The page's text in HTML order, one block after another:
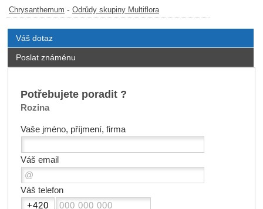
Chrysanthemum - Odrůdy skupiny Multiflora
Váš dotaz
Poslat známénu
Potřebujete poradit ?
Rozina
Vaše jméno, příjmení, firma
Váš email
Váš telefon